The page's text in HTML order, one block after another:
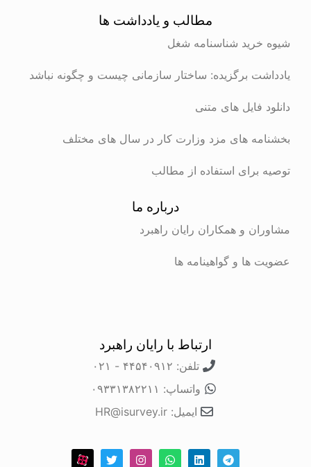
مطالب و یادداشت ها
شیوه خرید شناسنامه شغل
یادداشت برگزیده: ساختار سازمانی چیست و چگونه نباشد
دانلود فایل های متنی
بخشنامه های مزد وزارت کار در سال های مختلف
توصیه برای استفاده از مطالب
درباره ما
مشاوران و همکاران رایان راهبرد
عضویت ها و گواهینامه ها
ارتباط با رایان راهبرد
تلفن: ۴۴۵۴۰۹۱۲ - ۰۲۱
واتساپ: ۰۹۳۳۱۳۸۲۲۱۱
ایمیل: HR@isurvey.ir